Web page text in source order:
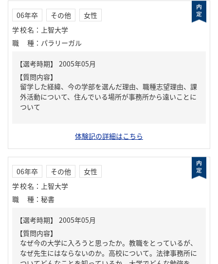
06年卒 その他
女性
学校名 ： 上智大学
職種 ： パラリーガル
【質問内容】
留学した経緯、今の学部を選んだ理由、職種志望理由、課
外活動について、住んでいる場所が事務所から遠いことに
ついて
体験記の詳細はこちら
06年卒 その他
女性
学校名 ： 上智大学
職種 ： 秘書
【質問内容】
なぜ今の大学に入ろうと思ったか。教職をとっているが、
なぜ先生にはならないのか。高校について。法律事務所に